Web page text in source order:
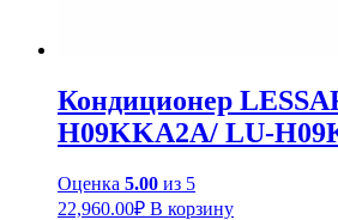
Кондиционер
H09KKA2A/ LU-
Оценка 5.00 из 5
22,960.00₽ В корзину